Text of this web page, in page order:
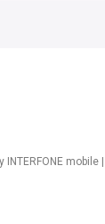
mobile |